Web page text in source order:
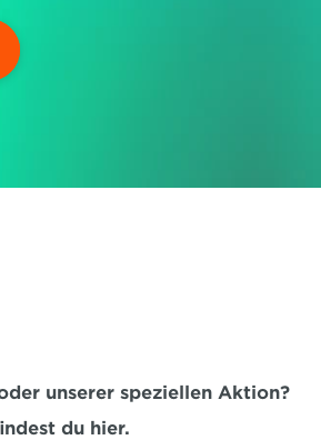
unserer speziellen Aktion?
du hier.